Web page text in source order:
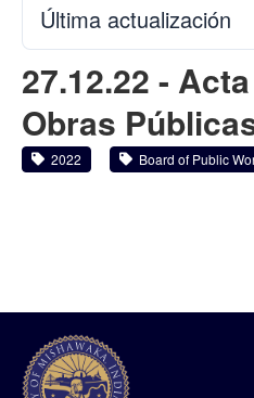
Última actualización
27.12.22 -
Obras
2022 Board of Public